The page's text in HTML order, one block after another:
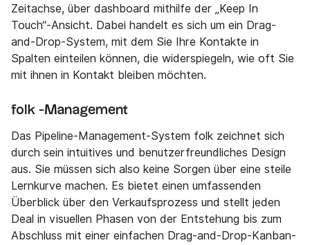
Zeitachse, über dashboard mithilfe der „Keep In
Touch“-Ansicht. Dabei handelt es sich um ein Drag-
and-Drop-System, mit dem Sie Ihre Kontakte in
Spalten einteilen können, die widerspiegeln, wie oft Sie
mit ihnen in Kontakt bleiben möchten.
folk -Management
Das Pipeline-Management-System folk zeichnet sich
durch sein intuitives und benutzerfreundliches Design
aus. Sie müssen sich also keine Sorgen über eine steile
Lernkurve machen. Es bietet einen umfassenden
Überblick über den Verkaufsprozess und stellt jeden
Deal in visuellen Phasen von der Entstehung bis zum
Abschluss mit einer einfachen Drag-and-Drop-Kanban-